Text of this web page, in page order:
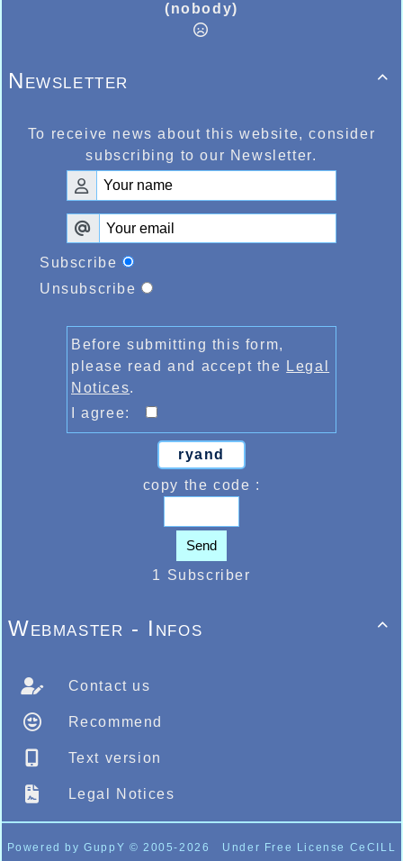
(nobody)

Newsletter
To receive news about this website, consider
subscribing to our Newsletter.
Subscribe
Unsubscribe
Before submitting this form,
please read and accept the Legal
Notices.
I agree:
ryand
copy the code :
Send
1 Subscriber

Webmaster - Infos
Contact us
Recommend
Text version
Legal Notices
Powered by GuppY © 2005-2026 Under Free License CeCILL